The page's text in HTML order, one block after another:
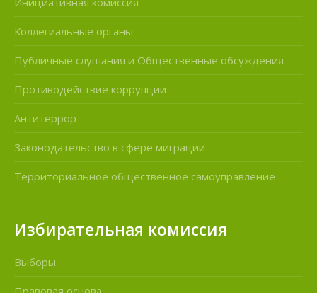
Коллегиальные органы
Публичные слушания и Общественные обсуждения
Противодействие коррупции
Антитеррор
Законодательство в сфере миграции
Территориальное общественное самоуправление
Избирательная комиссия
Выборы